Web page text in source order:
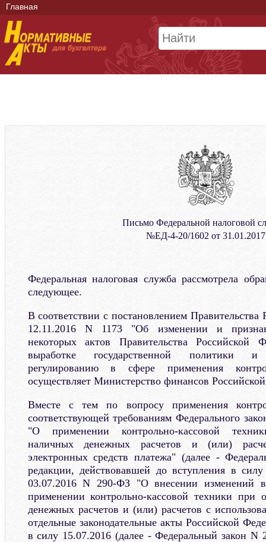
Главная
Письмо Федеральной налоговой
№ЕД-4-20/1602 от 31.01.2017
Федеральная налоговая служба рассмотрела
следующее.
В соответствии с постановлением
12.11.2016 N 1173 "Об изменении и
некоторых актов Правительства
выработке государственной политики и
регулированию в сфере применения
осуществляет Министерство финансов
Вместе с тем по вопросу применения
соответствующей требованиям Федерального
"О применении контрольно-кассовой
наличных денежных расчетов и (или)
электронных средств платежа" (далее -
редакции, действовавшей до вступления в
03.07.2016 N 290-ФЗ "О внесении изменений
применении контрольно-кассовой техники при
денежных расчетов и (или) расчетов с
отдельные законодательные акты Российской
в силу 15.07.2016 (далее - Федеральный закон N